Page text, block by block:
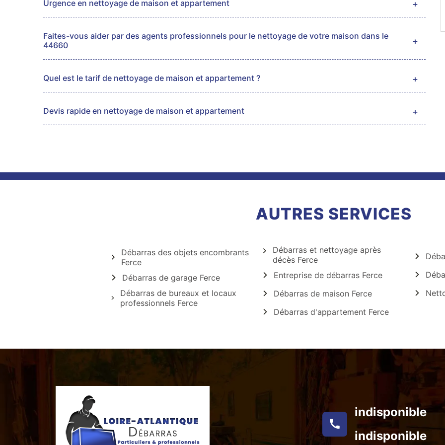
Urgence en nettoyage de maison et appartement
Faites-vous aider par des agents professionnels pour le nettoyage de votre maison dans le
44660
Quel est le tarif de nettoyage de maison et appartement ?
Devis rapide en nettoyage de maison et appartement
AUTRES SERVICES
Débarras des objets encombrants
Ferce
Débarras de garage Ferce
Débarras de bureaux et locaux
professionnels Ferce
Débarras et nettoyage après
décès Ferce
Entreprise de débarras Ferce
Débarras de maison Ferce
Débarras d'appartement Ferce
indisponible
indisponible